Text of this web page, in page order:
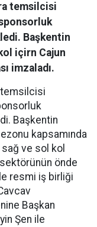
temsilcisi
Başkentin
içirn Cajun
imzaladı.
temsilcisi
Başkentin
kapsamında
ve sol kol
önde
resmi iş birliği
Başkan
Şen ile